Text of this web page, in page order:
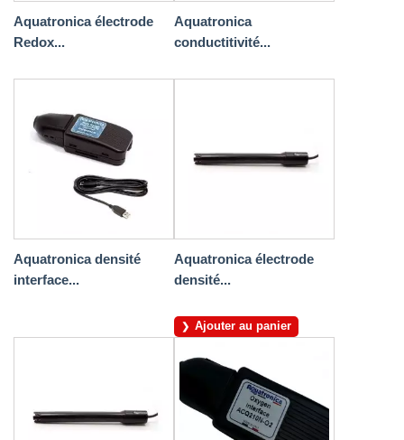
Aquatronica électrode
Redox...
Aquatronica
conductitivité...
Aquatronica densité
interface...
Aquatronica électrode
densité...
Ajouter au panier